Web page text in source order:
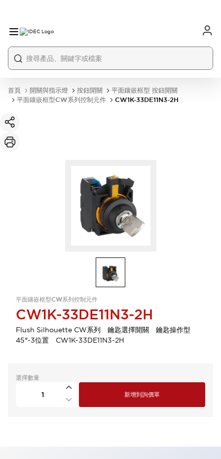
首頁 開關與指示燈 按鈕開關
平面鑲嵌框型 按鈕開關
平面鑲嵌框型CW系列控制元件
CW1K-33DE11N3-2H
平面鑲嵌框型CW系列控制元件
CW1K-33DE11N3-2H
Flush Silhouette CW系列 鑰匙選擇開關 鑰匙操作型
45°-3位置 CW1K-33DE11N3-2H
選擇數量
新增到詢價單